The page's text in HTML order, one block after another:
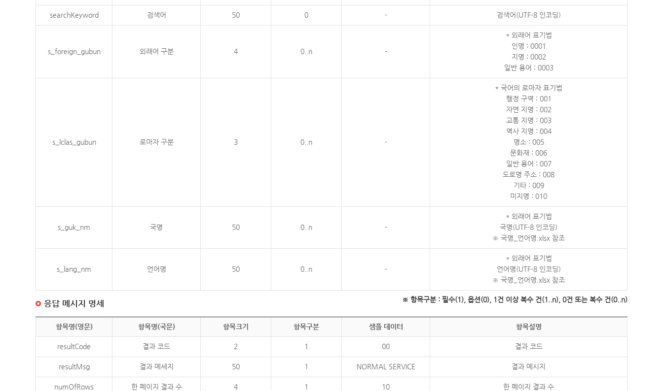
searchKeyword 검색어 50 0 - 검색어(UTF-8 인코딩)
s_foreign_gubun 외래어 구분 4 0..n -
* 외래어 표기법
인명 : 0001
지명 : 0002
일반 용어 : 0003
s_lclas_gubun 로마자 구분 3 0..n -
* 국어의 로마자 표기법
행정 구역 : 001
자연 지명 : 002
교통 지명 : 003
역사 지명 : 004
명소 : 005
문화재 : 006
일반 용어 : 007
도로명 주소 : 008
기타 : 009
미지명 : 010
s_guk_nm 국명 50 0..n -
* 외래어 표기법
국명(UTF-8 인코딩)
※ 국명_언어명.xlsx 참조
s_lang_nm 언어명 50 0..n -
* 외래어 표기법
언어명(UTF-8 인코딩)
※ 국명_언어명.xlsx 참조
※ 항목구분 : 필수(1), 옵션(0), 1건 이상 복수 건(1..n), 0건 또는 복수 건(0..n)
응답 메시지 명세
항목명(영문) 항목명(국문) 항목크기 항목구분 샘플 데이터 항목설명
resultCode 결과 코드 2 1 00 결과 코드
resultMsg 결과 메세지 50 1 NORMAL SERVICE 결과 메시지
numOfRows 한 페이지 결과 수 4 1 10 한 페이지 결과 수